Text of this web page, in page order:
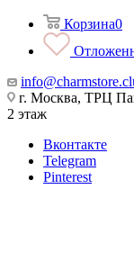
Корзина0
г. Москва, ТРЦ
2 этаж
Вконтакте
Telegram
Pinterest